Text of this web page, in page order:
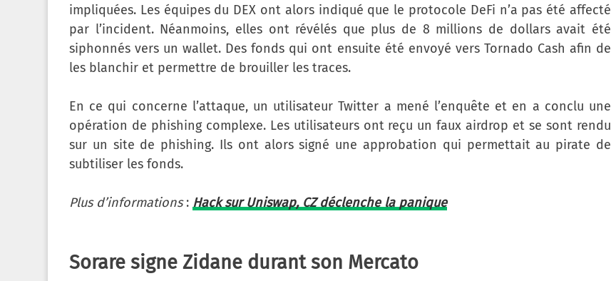
impliquées. Les équipes du DEX ont alors indiqué que le protocole DeFi n’a pas été affecté
par l’incident. Néanmoins, elles ont révélés que plus de 8 millions de dollars avait été
siphonnés vers un wallet. Des fonds qui ont ensuite été envoyé vers Tornado Cash afin de
les blanchir et permettre de brouiller les traces.
En ce qui concerne l’attaque, un utilisateur Twitter a mené l’enquête et en a conclu une
opération de phishing complexe. Les utilisateurs ont reçu un faux airdrop et se sont rendu
sur un site de phishing. Ils ont alors signé une approbation qui permettait au pirate de
subtiliser les fonds.
Plus d’informations: Hack sur Uniswap, CZ déclenche la panique
Sorare signe Zidane durant son Mercato